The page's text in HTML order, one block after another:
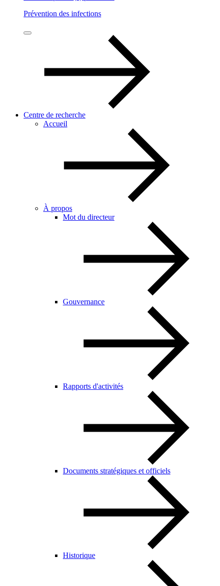
Prévention des infections
Centre de recherche
Accueil
À propos
Mot du directeur
Gouvernance
Rapports d'activités
Documents stratégiques et officiels
Historique